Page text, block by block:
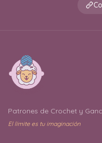
Patrones de Crochet y
El límite es tu imaginación